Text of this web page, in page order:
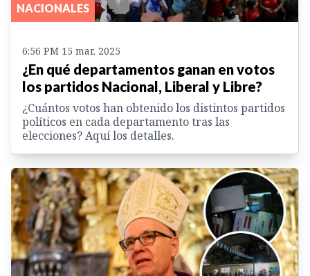
NACIONALES
6:56 PM 15 mar. 2025
¿En qué departamentos ganan en votos
los partidos Nacional, Liberal y Libre?
¿Cuántos votos han obtenido los distintos partidos
políticos en cada departamento tras las
elecciones? Aquí los detalles.